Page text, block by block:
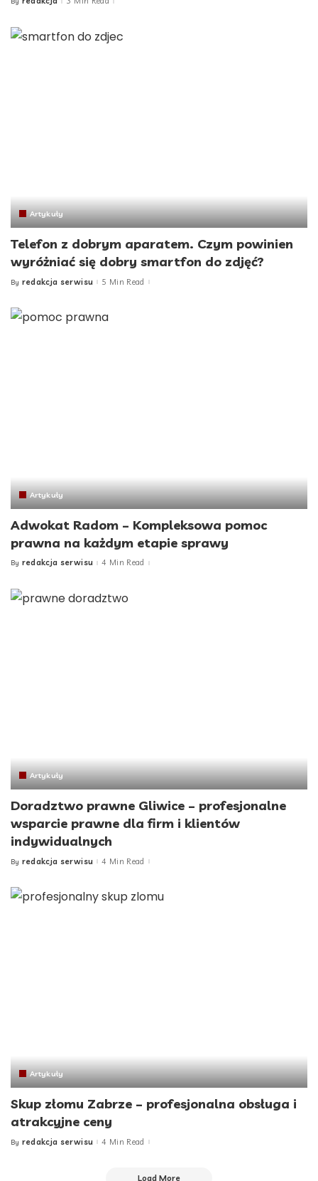
Posted
Artykuły
Telefon z dobrym aparatem. Czym powinien
wyróżniać się dobry smartfon do zdjęć?
Posted
By redakcja serwisu 5 Min Read
Artykuły
Adwokat Radom – Kompleksowa pomoc
prawna na każdym etapie sprawy
Posted
By redakcja serwisu 4 Min Read
Artykuły
Doradztwo prawne Gliwice – profesjonalne
wsparcie prawne dla firm i klientów
indywidualnych
Posted
By redakcja serwisu 4 Min Read
Artykuły
Skup złomu Zabrze – profesjonalna obsługa i
atrakcyjne ceny
Posted
By redakcja serwisu 4 Min Read
Load More